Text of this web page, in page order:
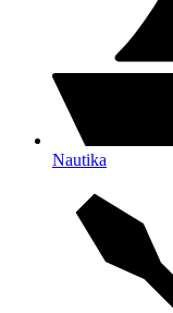
Nautika